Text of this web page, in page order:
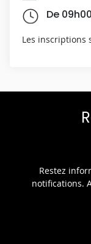
De
Les inscriptions
Restez
notifications.